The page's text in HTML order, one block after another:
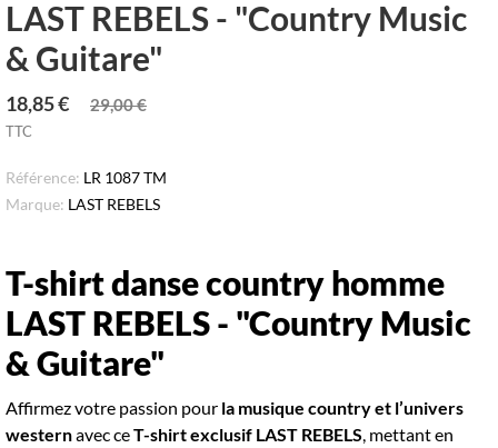
LAST REBELS - "Country Music
& Guitare"
18,85 € 29,00 €
TTC
Référence: LR 1087 TM
Marque: LAST REBELS
T-shirt danse country homme
LAST REBELS - "Country Music
& Guitare"
Affirmez votre passion pour la musique country et l’univers
westernavec ceT-shirt exclusif LAST REBELS, mettant en